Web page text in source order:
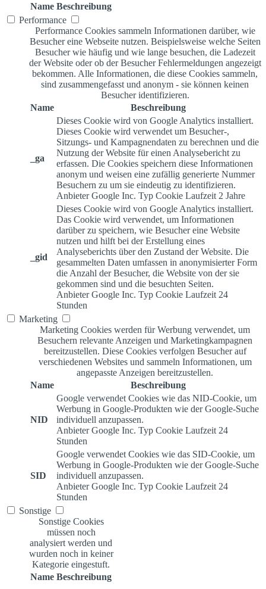
Name Beschreibung
Performance
Performance Cookies sammeln Informationen darüber, wie
Besucher eine Webseite nutzen. Beispielsweise welche Seiten
Besucher wie häufig und wie lange besuchen, die Ladezeit
der Website oder ob der Besucher Fehlermeldungen angezeigt
bekommen. Alle Informationen, die diese Cookies sammeln,
sind zusammengefasst und anonym - sie können keinen
Besucher identifizieren.
Name
Beschreibung
_ga
Dieses Cookie wird von Google Analytics installiert.
Dieses Cookie wird verwendet um Besucher-,
Sitzungs- und Kampagnendaten zu berechnen und die
Nutzung der Website für einen Analysebericht zu
erfassen. Die Cookies speichern diese Informationen
anonym und weisen eine zufällig generierte Nummer
Besuchern zu um sie eindeutig zu identifizieren.
Anbieter Google Inc. Typ Cookie Laufzeit 2 Jahre
_gid
Dieses Cookie wird von Google Analytics installiert.
Das Cookie wird verwendet, um Informationen
darüber zu speichern, wie Besucher eine Website
nutzen und hilft bei der Erstellung eines
Analyseberichts über den Zustand der Website. Die
gesammelten Daten umfassen in anonymisierter Form
die Anzahl der Besucher, die Website von der sie
gekommen sind und die besuchten Seiten.
Anbieter Google Inc. Typ Cookie Laufzeit 24
Stunden
Marketing
Marketing Cookies werden für Werbung verwendet, um
Besuchern relevante Anzeigen und Marketingkampagnen
bereitzustellen. Diese Cookies verfolgen Besucher auf
verschiedenen Websites und sammeln Informationen, um
angepasste Anzeigen bereitzustellen.
Name
Beschreibung
NID
Google verwendet Cookies wie das NID-Cookie, um
Werbung in Google-Produkten wie der Google-Suche
individuell anzupassen.
Anbieter Google Inc. Typ Cookie Laufzeit 24
Stunden
SID
Google verwendet Cookies wie das SID-Cookie, um
Werbung in Google-Produkten wie der Google-Suche
individuell anzupassen.
Anbieter Google Inc. Typ Cookie Laufzeit 24
Stunden
Sonstige
Sonstige Cookies
müssen noch
analysiert werden und
wurden noch in keiner
Kategorie eingestuft.
Name Beschreibung